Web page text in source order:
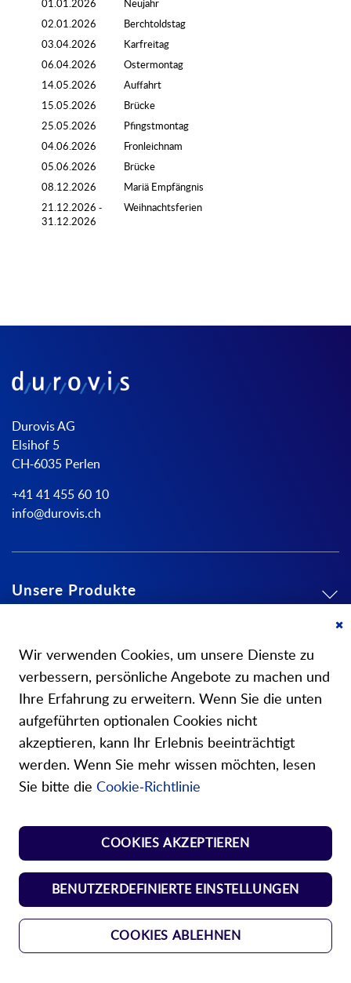
01.01.2026
Neujahr
02.01.2026
Berchtoldstag
03.04.2026
Karfreitag
06.04.2026
Ostermontag
14.05.2026
Auffahrt
15.05.2026
Brücke
25.05.2026
Pfingstmontag
04.06.2026
Fronleichnam
05.06.2026
Brücke
08.12.2026
Mariä Empfängnis
21.12.2026 -
31.12.2026
Weihnachtsferien
Durovis AG
Elsihof 5
CH-6035 Perlen
+41 41 455 60 10
info@durovis.ch
Unsere Produkte
Über uns
Unsere Shops
Shop Norm Federn
Shop Kunst-Normteile
Wir verwenden Cookies, um unsere Dienste zu
verbessern, persönliche Angebote zu machen und
Ihre Erfahrung zu erweitern. Wenn Sie die unten
aufgeführten optionalen Cookies nicht
akzeptieren, kann Ihr Erlebnis beeinträchtigt
werden. Wenn Sie mehr wissen möchten, lesen
Sie bitte die Cookie-Richtlinie
COOKIES AKZEPTIEREN
BENUTZERDEFINIERTE EINSTELLUNGEN
COOKIES ABLEHNEN